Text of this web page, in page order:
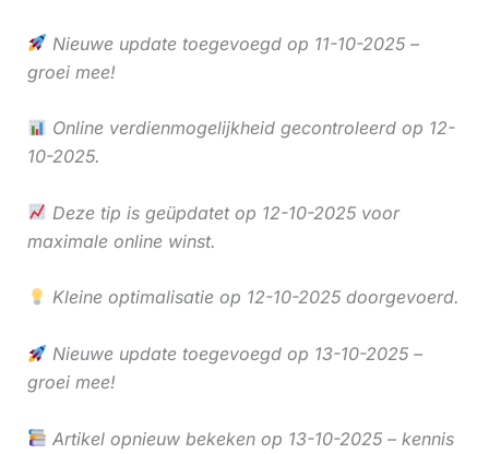
Nieuwe update toegevoegd op 11-10-2025 –
groei mee!
Online verdienmogelijkheid gecontroleerd op 12-
10-2025.
Deze tip is geüpdatet op 12-10-2025 voor
maximale online winst.
Kleine optimalisatie op 12-10-2025 doorgevoerd.
Nieuwe update toegevoegd op 13-10-2025 –
groei mee!
Artikel opnieuw bekeken op 13-10-2025 – kennis